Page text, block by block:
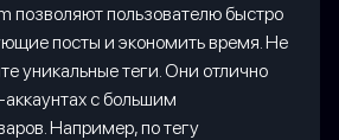
позволяют пользователю быстро
посты и экономить время. Не
уникальные теги. Они отлично
с большим
Например, по тегу